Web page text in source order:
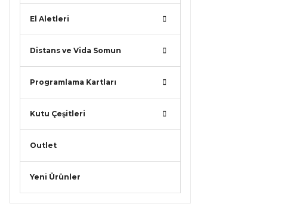
El Aletleri
Distans ve Vida Somun
Programlama Kartları
Kutu Çeşitleri
Outlet
Yeni Ürünler